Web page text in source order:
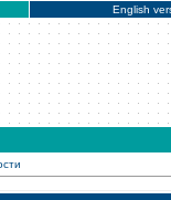
English